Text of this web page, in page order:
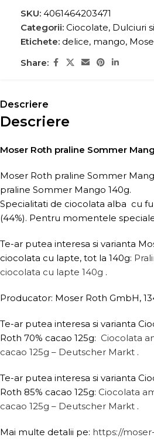
SKU: 4061464203471
Categorii: Ciocolate, Dulciuri
Etichete: delice, mango,
Share:
Descriere
Descriere
Moser Roth praline Sommer
Moser Roth praline Sommer
praline Sommer Mango 140g.
Specialitati de ciocolata alba cu
(44%). Pentru momentele
Te-ar putea interesa si varianta
ciocolata cu lapte, tot la 140g:
ciocolata cu lapte 140g .
Producator: Moser Roth GmbH,
Te-ar putea interesa si varianta
Roth 70% cacao 125g: Ciocolata
cacao 125g – Deutscher Markt .
Te-ar putea interesa si varianta
Roth 85% cacao 125g: Ciocolata
cacao 125g – Deutscher Markt .
Mai multe detalii pe: https://